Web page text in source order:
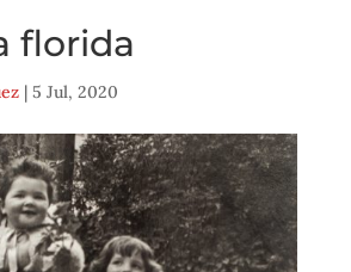
florida
| 5 Jul, 2020